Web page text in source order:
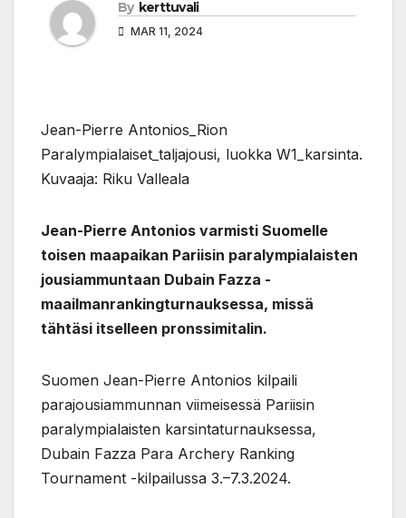
By kerttuvali
MAR 11, 2024
Jean-Pierre Antonios_Rion
Paralympialaiset_taljajousi, luokka W1_karsinta.
Kuvaaja: Riku Valleala
Jean-Pierre Antonios varmisti Suomelle
toisen maapaikan Pariisin paralympialaisten
jousiammuntaan Dubain Fazza -
maailmanrankingturnauksessa, missä
tähtäsi itselleen pronssimitalin.
Suomen Jean-Pierre Antonios kilpaili
parajousiammunnan viimeisessä Pariisin
paralympialaisten karsintaturnauksessa,
Dubain Fazza Para Archery Ranking
Tournament -kilpailussa 3.–7.3.2024.